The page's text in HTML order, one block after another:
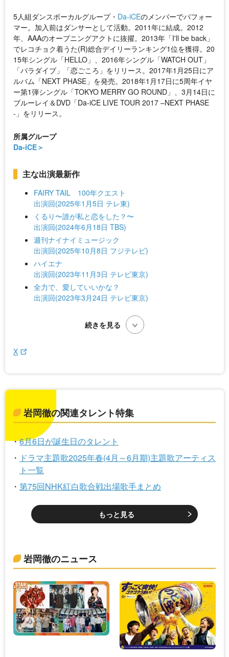
5人組ダンスボーカルグループ・ Da-iCEのメンバーでパフォー
マー。加入前はダンサーとして活動。2011年に結成。2012
年、AAAのオープニングアクトに抜擢。2013年「I'll be back」
でレコチョク着うた(R)総合デイリーランキング1位を獲得。20
15年シングル「HELLO」、2016年シングル「WATCH OUT」
「パラダイブ」「恋ごころ」をリリース。2017年1月25日にア
ルバム「NEXT PHASE」を発売。2018年1月17日に5周年イヤ
ー第1弾シングル「TOKYO MERRY GO ROUND」、3月14日に
ブルーレイ＆DVD「Da-iCE LIVE TOUR 2017 –NEXT PHASE
-」をリリース。
所属グループ
Da-iCE
主な出演最新作
FAIRY TAIL 100年クエスト
出演回(2025年1月5日 テレ東)
くるり〜誰が私と恋をした？〜
出演回(2024年6月18日 TBS)
週刊ナイナイミュージック
出演回(2025年10月8日 フジテレビ)
ハイエナ
出演回(2023年11月3日 テレビ東京)
全力で、愛していいかな？
出演回(2023年3月24日 テレビ東京)
X
岩岡徹の関連タレント特集
6月6日が誕生日のタレント
ドラマ主題歌2025年春(4月～6月期)主題歌アーティス
ト一覧
第75回NHK紅白歌合戦出場歌手まとめ
もっと見る
岩岡徹のニュース